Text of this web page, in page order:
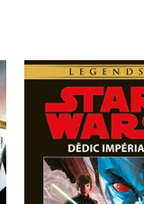
Star Wars -
Impéria
Timothy